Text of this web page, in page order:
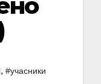
, #учасники